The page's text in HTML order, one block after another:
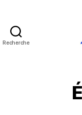
Recherche